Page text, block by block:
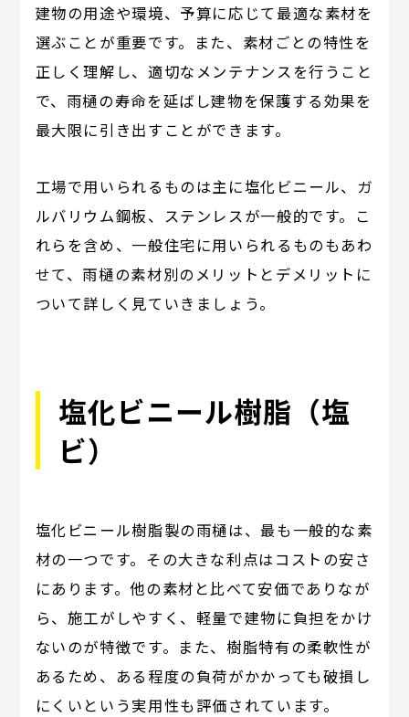
建物の用途や環境、予算に応じて最適な素材を
選ぶことが重要です。また、素材ごとの特性を
正しく理解し、適切なメンテナンスを行うこと
で、雨樋の寿命を延ばし建物を保護する効果を
最大限に引き出すことができます。
工場で用いられるものは主に塩化ビニール、ガ
ルバリウム鋼板、ステンレスが一般的です。こ
れらを含め、一般住宅に用いられるものもあわ
せて、雨樋の素材別のメリットとデメリットに
ついて詳しく見ていきましょう。
塩化ビニール樹脂（塩
ビ）
塩化ビニール樹脂製の雨樋は、最も一般的な素
材の一つです。その大きな利点はコストの安さ
にあります。他の素材と比べて安価でありなが
ら、施工がしやすく、軽量で建物に負担をかけ
ないのが特徴です。また、樹脂特有の柔軟性が
あるため、ある程度の負荷がかかっても破損し
にくいという実用性も評価されています。